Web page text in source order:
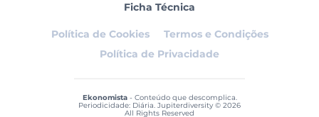
Ficha Técnica
Política de Cookies
Termos e Condições
Política de Privacidade
Ekonomista- Conteúdo que descomplica.
Periodicidade: Diária. Jupiterdiversity © 2026
All Rights Reserved